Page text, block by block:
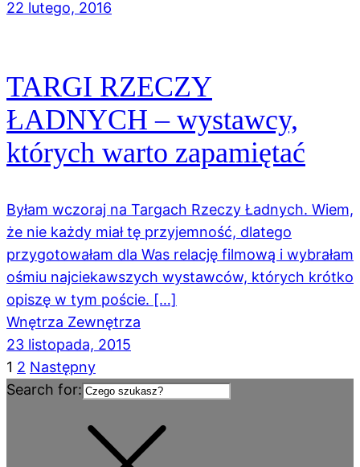
22 lutego, 2016
TARGI RZECZY
ŁADNYCH – wystawcy,
których warto zapamiętać
Byłam wczoraj na Targach Rzeczy Ładnych. Wiem,
że nie każdy miał tę przyjemność, dlatego
przygotowałam dla Was relację filmową i wybrałam
ośmiu najciekawszych wystawców, których krótko
opiszę w tym poście. […]
Wnętrza Zewnętrza
23 listopada, 2015
1 2 Następny
Search for: